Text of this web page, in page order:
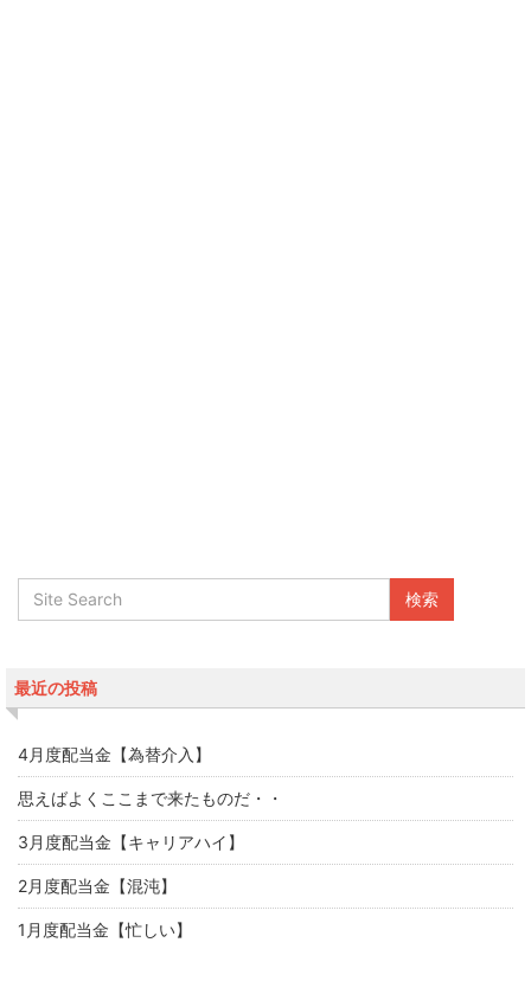
最近の投稿
4月度配当金【為替介入】
思えばよくここまで来たものだ・・
3月度配当金【キャリアハイ】
2月度配当金【混沌】
1月度配当金【忙しい】